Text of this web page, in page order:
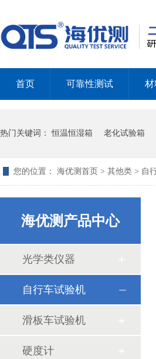
首页 可靠性测试 材
热门关键词：恒温恒湿箱 老化试验箱
您的位置： 海优测首页 > 其他类 > 自
海优测产品中心
光学类仪器
自行车试验机
滑板车试验机
硬度计
纸箱抗压试验有哪些标准